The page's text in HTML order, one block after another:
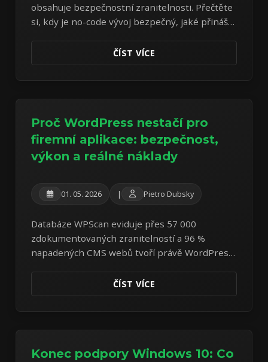
obsahuje bezpečnostní zranitelnosti. Přečtěte
si, kdy je no-code vývoj bezpečný, jaké přináší
správně postupovat.ČÍST VÍCE
Proč WordPress nestačí pro
firemní aplikace: bezpečnost,
výkon a reálné náklady
01. 05. 2026 | Pietro Dubsky
Databáze WPScan eviduje přes 57 000
zdokumentovaných zranitelností a 96 %
napadených CMS webů tvoří právě WordPress.
výkonnostních a finančních rizik tohoto
nejrozšířenějšího CMS světa.
ČÍST VÍCE
Konec podpory Windows 10: Co